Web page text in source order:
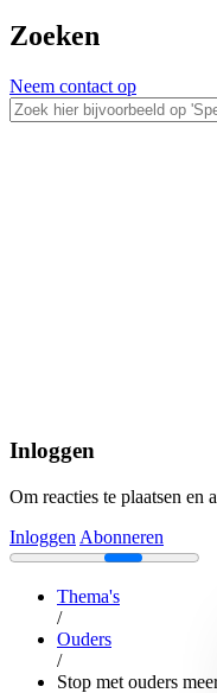
Zoeken
Neem contact op
Inloggen
Om reacties te plaatsen
Inloggen Abonneren
Thema's
/
Ouders
/
Stop met ouders